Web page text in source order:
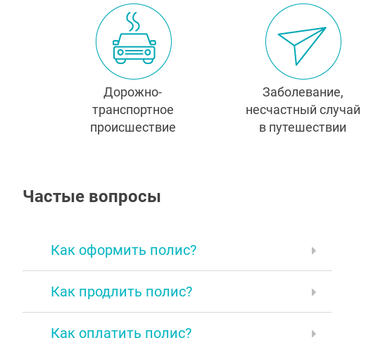
Дорожно-
транспортное
происшествие
Заболевание,
несчастный случай
в путешествии
Частые вопросы
Как оформить полис?
Как продлить полис?
Как оплатить полис?